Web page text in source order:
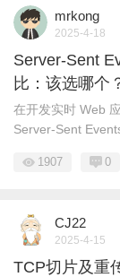
mrkong
2025-4-18
Server-Sent
比：该选哪个
在开发实时 Web
Server-Sent
1907 0
CJ22
2025-4-15
TCP切片及重